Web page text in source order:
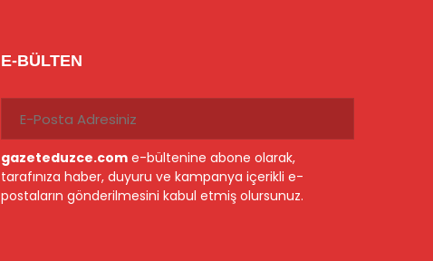
E-BÜLTEN
gazeteduzce.com e-bültenine abone olarak,
tarafınıza haber, duyuru ve kampanya içerikli e-
postaların gönderilmesini kabul etmiş olursunuz.